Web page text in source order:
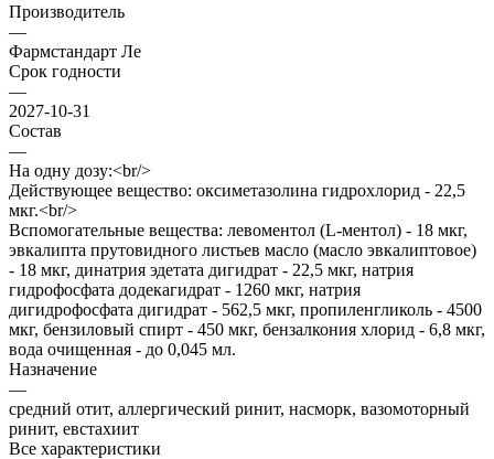
Производитель
—
Фармстандарт Ле
Срок годности
—
2027-10-31
Состав
—
На одну дозу:<br/>
Действующее вещество: оксиметазолина гидрохлорид - 22,5
мкг.<br/>
Вспомогательные вещества: левоментол (L-ментол) - 18 мкг,
эвкалипта прутовидного листьев масло (масло эвкалиптовое)
- 18 мкг, динатрия эдетата дигидрат - 22,5 мкг, натрия
гидрофосфата додекагидрат - 1260 мкг, натрия
дигидрофосфата дигидрат - 562,5 мкг, пропиленгликоль - 4500
мкг, бензиловый спирт - 450 мкг, бензалкония хлорид - 6,8 мкг,
вода очищенная - до 0,045 мл.
Назначение
—
средний отит, аллергический ринит, насморк, вазомоторный
ринит, евстахиит
Все характеристики